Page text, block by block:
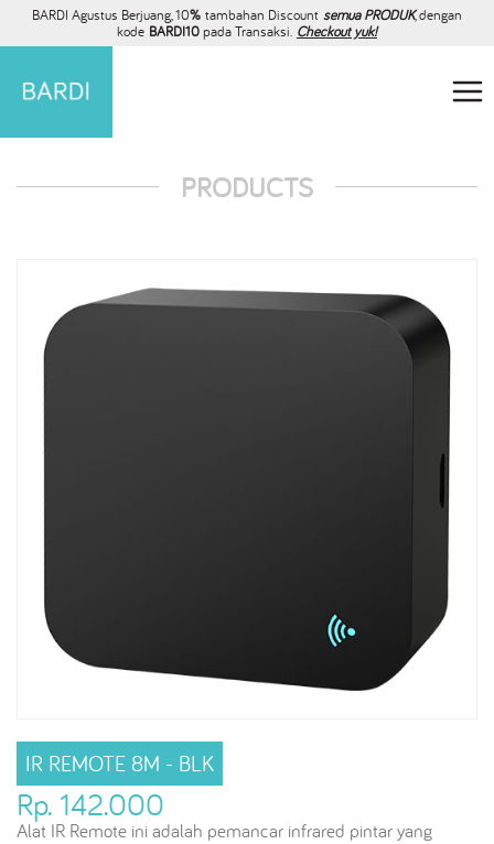
BARDI Agustus Berjuang, 10% tambahan Discount semua PRODUK, dengan
kode BARDI10pada Transaksi. Checkout yuk!
PRODUCTS
IR REMOTE 8M - BLK
Rp. 142.000
Alat IR Remote ini adalah pemancar infrared pintar yang